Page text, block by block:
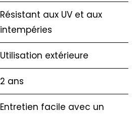
Résistant aux UV et aux
intempéries
Utilisation extérieure
2 ans
Entretien facile avec un